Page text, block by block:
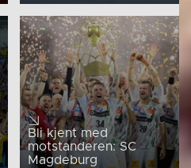
Bli kjent med
motstanderen: SC
Magdeburg